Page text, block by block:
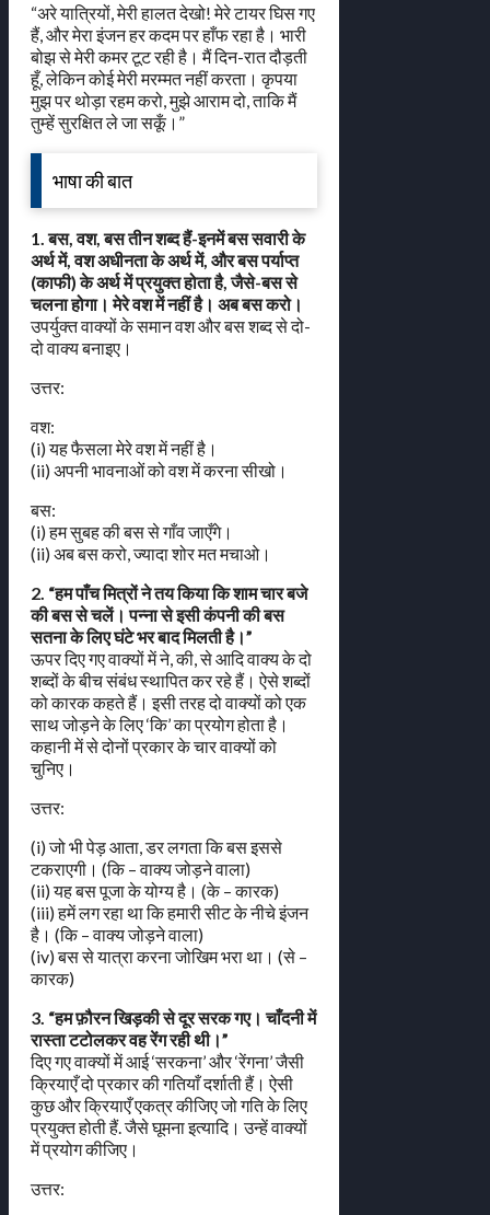
“अरे यात्रियों, मेरी हालत देखो! मेरे टायर घिस गए
हैं, और मेरा इंजन हर कदम पर हाँफ रहा है। भारी
बोझ से मेरी कमर टूट रही है। मैं दिन-रात दौड़ती
हूँ, लेकिन कोई मेरी मरम्मत नहीं करता। कृपया
मुझ पर थोड़ा रहम करो, मुझे आराम दो, ताकि मैं
तुम्हें सुरक्षित ले जा सकूँ।”
भाषा की बात
1. बस, वश, बस तीन शब्द हैं-इनमें बस सवारी के
अर्थ में, वश अधीनता के अर्थ में, और बस पर्याप्त
(काफी) के अर्थ में प्रयुक्त होता है, जैसे-बस से
चलना होगा। मेरे वश में नहीं है। अब बस करो।
उपर्युक्त वाक्यों के समान वश और बस शब्द से दो-
दो वाक्य बनाइए।
उत्तर:
वश:
(i) यह फैसला मेरे वश में नहीं है।
(ii) अपनी भावनाओं को वश में करना सीखो।
बस:
(i) हम सुबह की बस से गाँव जाएँगे।
(ii) अब बस करो, ज्यादा शोर मत मचाओ।
2. “हम पाँच मित्रों ने तय किया कि शाम चार बजे
की बस से चलें। पन्ना से इसी कंपनी की बस
सतना के लिए घंटे भर बाद मिलती है।”
ऊपर दिए गए वाक्यों में ने, की, से आदि वाक्य के दो
शब्दों के बीच संबंध स्थापित कर रहे हैं। ऐसे शब्दों
को कारक कहते हैं। इसी तरह दो वाक्यों को एक
साथ जोड़ने के लिए ‘कि’ का प्रयोग होता है।
कहानी में से दोनों प्रकार के चार वाक्यों को
चुनिए।
उत्तर:
(i) जो भी पेड़ आता, डर लगता कि बस इससे
टकराएगी। (कि – वाक्य जोड़ने वाला)
(ii) यह बस पूजा के योग्य है। (के – कारक)
(iii) हमें लग रहा था कि हमारी सीट के नीचे इंजन
है। (कि – वाक्य जोड़ने वाला)
(iv) बस से यात्रा करना जोखिम भरा था। (से –
कारक)
3. “हम फ़ौरन खिड़की से दूर सरक गए। चाँदनी में
रास्ता टटोलकर वह रेंग रही थी।”
दिए गए वाक्यों में आई ‘सरकना’ और ‘रेंगना’ जैसी
क्रियाएँ दो प्रकार की गतियाँ दर्शाती हैं। ऐसी
कुछ और क्रियाएँ एकत्र कीजिए जो गति के लिए
प्रयुक्त होती हैं. जैसे घूमना इत्यादि। उन्हें वाक्यों
में प्रयोग कीजिए।
उत्तर: